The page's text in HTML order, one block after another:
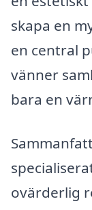
skapa en
en central
vänner
bara en
ovärderlig